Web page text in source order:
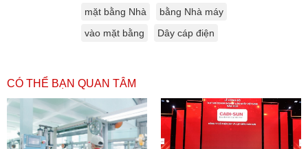
mặt bằng Nhà
bằng Nhà máy
vào mặt bằng
Dây cáp điện
CÓ THỂ BẠN QUAN TÂM